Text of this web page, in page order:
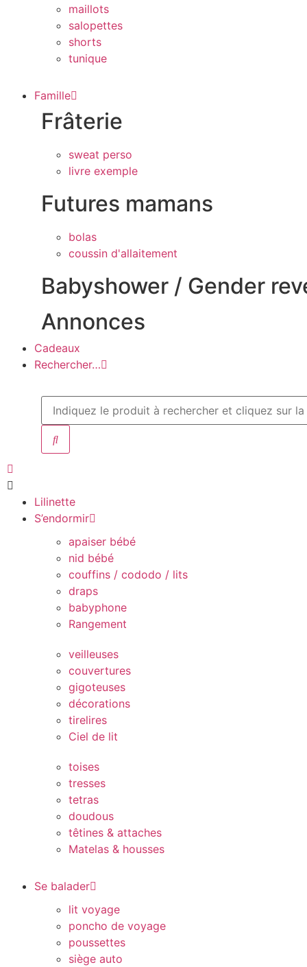
maillots
salopettes
shorts
tunique
Famille
Frâterie
sweat perso
livre exemple
Futures mamans
bolas
coussin d'allaitement
Babyshower / Gender
Annonces
Cadeaux
Rechercher…
Lilinette
S’endormir
apaiser bébé
nid bébé
couffins / cododo / lits
draps
babyphone
Rangement
veilleuses
couvertures
gigoteuses
décorations
tirelires
Ciel de lit
toises
tresses
tetras
doudous
têtines & attaches
Matelas & housses
Se balader
lit voyage
poncho de voyage
poussettes
siège auto